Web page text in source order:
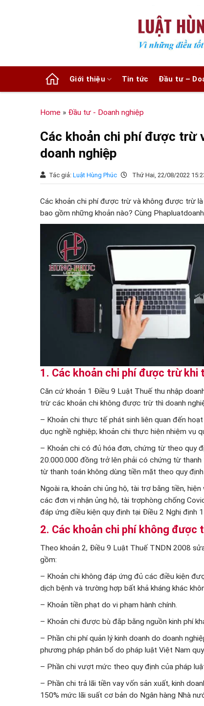
Giới thiệu Tin tức Đầu tư –
Home » Đầu tư - Doanh nghiệp
Các khoản chi phí được trừ
doanh nghiệp
Tác giả: Luật Hùng Phúc Thứ Hai, 22/08/2022
Các khoản chi phí được trừ và không được trừ là
bao gồm những khoản nào? Cùng
1. Các khoản chi phí được trừ khi
Căn cứ khoản 1 Điều 9 Luật Thuế thu nhập
trừ các khoản chi không được trừ thì doanh
– Khoản chi thực tế phát sinh liên quan đến
dục nghề nghiệp; khoản chi thực hiện nhiệm vụ
– Khoản chi có đủ hóa đơn, chứng từ theo quy
20.000.000 đồng trở lên phải có chứng từ
từ thanh toán không dùng tiền mặt theo quy
Ngoài ra, khoản chi ủng hộ, tài trợ bằng tiền,
các đơn vị nhận ủng hộ, tài trợphòng chống
đáp ứng điều kiện quy định tại Điều 2 Nghị định
2. Các khoản chi phí không được
Theo khoản 2, Điều 9 Luật Thuế TNDN 2008
gồm:
– Khoản chi không đáp ứng đủ các điều kiện
dịch bệnh và trường hợp bất khả kháng khác
– Khoản tiền phạt do vi phạm hành chính.
– Khoản chi được bù đắp bằng nguồn kinh phí
– Phần chi phí quản lý kinh doanh do doanh
phương pháp phân bổ do pháp luật Việt Nam
– Phần chi vượt mức theo quy định của pháp
– Phần chi trả lãi tiền vay vốn sản xuất, kinh
150% mức lãi suất cơ bản do Ngân hàng Nhà